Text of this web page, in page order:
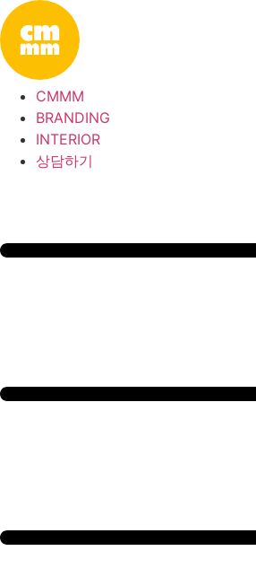
콘
텐
츠
로
CMMM
BRANDING
INTERIOR
상담하기